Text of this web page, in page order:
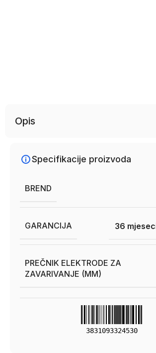
Opis
Specifikacije proizvoda
BREND
GARANCIJA 36
PREČNIK ELEKTRODE ZA
ZAVARIVANJE (MM)
3831093324530